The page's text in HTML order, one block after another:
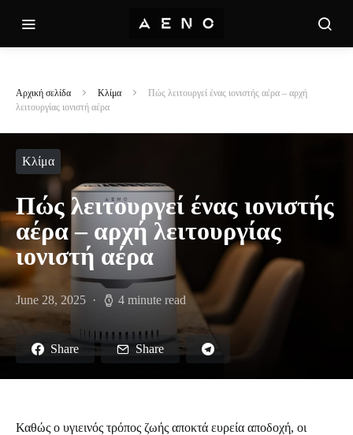
Αρχική σελίδα Κλίμα
Πώς λειτουργεί ένας ιονιστής αέρα – αρχή
λειτουργίας ιονιστή αέρα
Κλίμα
Πώς λειτουργεί ένας ιονιστής
αέρα – αρχή λειτουργίας
ιονιστή αέρα
June 28, 2025 4 minute read
Share Share
Καθώς ο υγιεινός τρόπος ζωής αποκτά ευρεία αποδοχή, οι